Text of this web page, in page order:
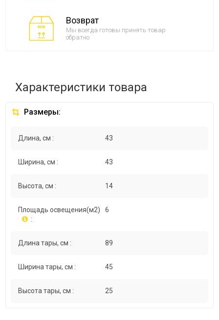
Возврат
Мы всегда готовы принять товар
обратно
Характеристики товара
Размеры:
Длина, см : 43
Ширина, см : 43
Высота, см : 14
Площадь освещения(м2)
:
6
Длина тары, см : 89
Ширина тары, см : 45
Высота тары, см : 25